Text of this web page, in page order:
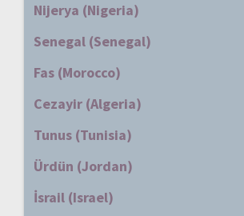
Nijerya (Nigeria)
Senegal (Senegal)
Fas (Morocco)
Cezayir (Algeria)
Tunus (Tunisia)
Ürdün (Jordan)
İsrail (Israel)